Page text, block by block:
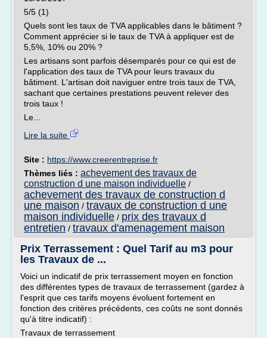
5/5 (1)
Quels sont les taux de TVA applicables dans le bâtiment ?
Comment apprécier si le taux de TVA à appliquer est de
5,5%, 10% ou 20% ?
Les artisans sont parfois désemparés pour ce qui est de
l'application des taux de TVA pour leurs travaux du
bâtiment. L'artisan doit naviguer entre trois taux de TVA,
sachant que certaines prestations peuvent relever des
trois taux !
Le...
Lire la suite
Site : https://www.creerentreprise.fr
Thèmes liés : achevement des travaux de
construction d une maison individuelle /
achevement des travaux de construction d
une maison / travaux de construction d une
maison individuelle / prix des travaux d
entretien / travaux d'amenagement maison
Prix Terrassement : Quel Tarif au m3 pour
les Travaux de ...
Voici un indicatif de prix terrassement moyen en fonction
des différentes types de travaux de terrassement (gardez à
l'esprit que ces tarifs moyens évoluent fortement en
fonction des critères précédents, ces coûts ne sont donnés
qu'à titre indicatif) :
Travaux de terrassement